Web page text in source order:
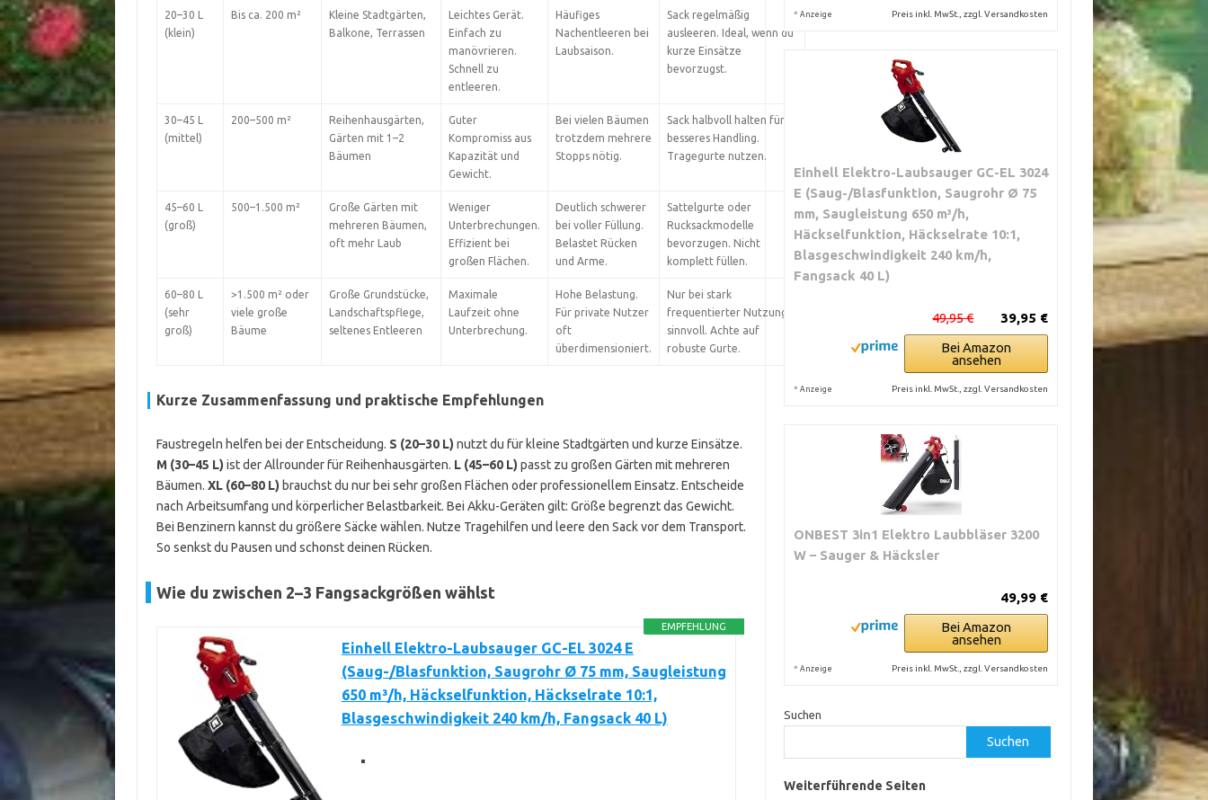
20–30 L
(klein)
Bis ca. 200 m²
Kleine Stadtgärten,
Balkone, Terrassen
Leichtes Gerät.
Einfach zu
manövrieren.
Schnell zu
entleeren.
Häufiges
Nachentleeren bei
Laubsaison.
Sack regelmäßig
ausleeren. Ideal, wenn du
kurze Einsätze
bevorzugst.
30–45 L
(mittel)
200–500 m²
Reihenhausgärten,
Gärten mit 1–2
Bäumen
Guter
Kompromiss aus
Kapazität und
Gewicht.
Bei vielen Bäumen
trotzdem mehrere
Stopps nötig.
Sack halbvoll halten für
besseres Handling.
Tragegurte nutzen.
45–60 L
(groß)
500–1.500 m²
Große Gärten mit
mehreren Bäumen,
oft mehr Laub
Weniger
Unterbrechungen.
Effizient bei
großen Flächen.
Deutlich schwerer
bei voller Füllung.
Belastet Rücken
und Arme.
Sattelgurte oder
Rucksackmodelle
bevorzugen. Nicht
komplett füllen.
60–80 L
(sehr
groß)
>1.500 m² oder
viele große
Bäume
Große Grundstücke,
Landschaftspflege,
seltenes Entleeren
Maximale
Laufzeit ohne
Unterbrechung.
Hohe Belastung.
Für private Nutzer
oft
überdimensioniert.
Nur bei stark
frequentierter Nutzung
sinnvoll. Achte auf
robuste Gurte.
Kurze Zusammenfassung und praktische Empfehlungen
Faustregeln helfen bei der Entscheidung. S (20–30 L) nutzt du für kleine Stadtgärten und kurze Einsätze.
M (30–45 L) ist der Allrounder für Reihenhausgärten. L (45–60 L) passt zu großen Gärten mit mehreren
Bäumen. XL (60–80 L) brauchst du nur bei sehr großen Flächen oder professionellem Einsatz. Entscheide
nach Arbeitsumfang und körperlicher Belastbarkeit. Bei Akku-Geräten gilt: Größe begrenzt das Gewicht.
Bei Benzinern kannst du größere Säcke wählen. Nutze Tragehilfen und leere den Sack vor dem Transport.
So senkst du Pausen und schonst deinen Rücken.
Wie du zwischen 2–3 Fangsackgrößen wählst
EMPFEHLUNG
Einhell Elektro-Laubsauger GC-EL 3024 E
(Saug-/Blasfunktion, Saugrohr Ø 75 mm, Saugleistung
650 m³/h, Häckselfunktion, Häckselrate 10:1,
Blasgeschwindigkeit 240 km/h, Fangsack 40 L)
* Anzeige Preis inkl. MwSt., zzgl. Versandkosten
Einhell Elektro-Laubsauger GC-EL 3024
E (Saug-/Blasfunktion, Saugrohr Ø 75
mm, Saugleistung 650 m³/h,
Häckselfunktion, Häckselrate 10:1,
Blasgeschwindigkeit 240 km/h,
Fangsack 40 L)
39,95 €
49,95 €
Bei Amazon
ansehen
* Anzeige Preis inkl. MwSt., zzgl. Versandkosten
ONBEST 3in1 Elektro Laubbläser 3200
W – Sauger & Häcksler
49,99 €
Bei Amazon
ansehen
* Anzeige Preis inkl. MwSt., zzgl. Versandkosten
Suchen
Suchen
Weiterführende Seiten